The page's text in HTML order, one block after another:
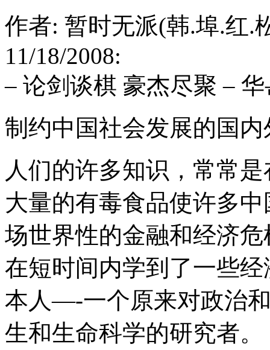
作者: 暂时无派(韩.埠.红.
11/18/2008:
– 论剑谈棋 豪杰尽聚 – 华
制约中国社会发展的国
人们的许多知识，常常
大量的有毒食品使许多
场世界性的金融和经济
在短时间内学到了一些
本人—-一个原来对政治
生和生命科学的研究者